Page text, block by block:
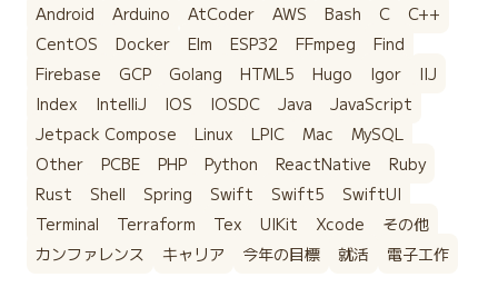
Android Arduino AtCoder AWS Bash C
C++
CentOS
Docker Elm ESP32 FFmpeg
Find
Firebase
GCP Golang HTML5 Hugo Igor
IIJ
Index
IntelliJ IOS IOSDC Java
JavaScript
Jetpack Compose
Linux LPIC Mac
MySQL
Other
PCBE PHP Python ReactNative
Ruby
Rust
Shell Spring Swift Swift5
SwiftUI
Terminal
Terraform Tex UIKit Xcode
その他
カンファレンス
キャリア 今年の目標 就活 電子工作